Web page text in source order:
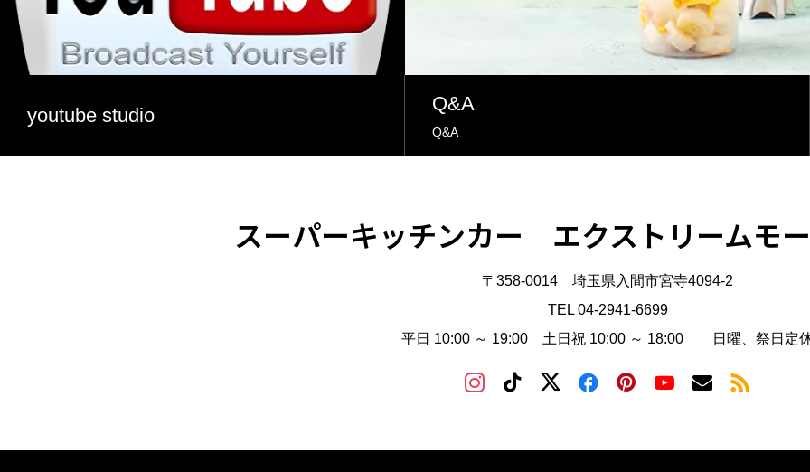
youtube studio
Q&A
Q&A
スーパーキッチンカー エクストリームモ
〒358-0014 埼玉県入間市宮寺4094-2
TEL 04-2941-6699
平日 10:00 ～ 19:00 土日祝 10:00 ～ 18:00 日曜、祭日定